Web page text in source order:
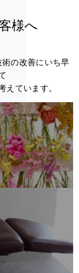
様へ
の改善にいち早
えています。